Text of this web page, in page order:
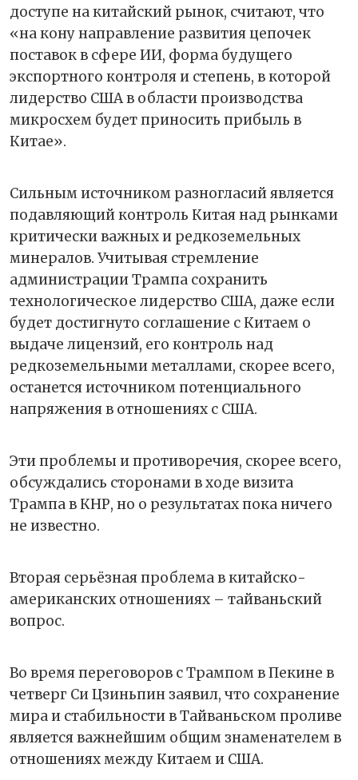
доступе на китайский рынок, считают, что
«на кону направление развития цепочек
поставок в сфере ИИ, форма будущего
экспортного контроля и степень, в которой
лидерство США в области производства
микросхем будет приносить прибыль в
Китае».
Сильным источником разногласий является
подавляющий контроль Китая над рынками
критически важных и редкоземельных
минералов. Учитывая стремление
администрации Трампа сохранить
технологическое лидерство США, даже если
будет достигнуто соглашение с Китаем о
выдаче лицензий, его контроль над
редкоземельными металлами, скорее всего,
останется источником потенциального
напряжения в отношениях с США.
Эти проблемы и противоречия, скорее всего,
обсуждались сторонами в ходе визита
Трампа в КНР, но о результатах пока ничего
не известно.
Вторая серьёзная проблема в китайско-
американских отношениях – тайваньский
вопрос.
Во время переговоров с Трампом в Пекине в
четверг Си Цзиньпин заявил, что сохранение
мира и стабильности в Тайваньском проливе
является важнейшим общим знаменателем в
отношениях между Китаем и США.